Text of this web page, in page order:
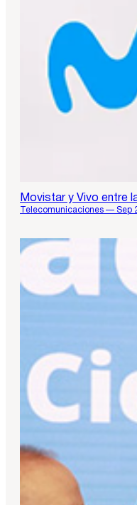
Movistar y Vivo entre
Telecomunicaciones — Sep